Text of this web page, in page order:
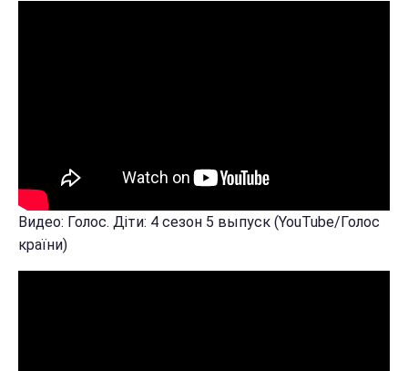
Видео: Голос. Діти: 4 сезон 5 выпуск (YouTube/Голос
країни)